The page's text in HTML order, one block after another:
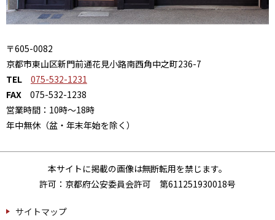
〒605-0082
京都市東山区新門前通花見小路南西角中之町236-7
TEL
075-532-1231
FAX075-532-1238
営業時間：10時～18時
年中無休（盆・年末年始を除く）
本サイトに掲載の画像は無断転用を禁じます。
許可：京都府公安委員会許可 第611251930018号
サイトマップ